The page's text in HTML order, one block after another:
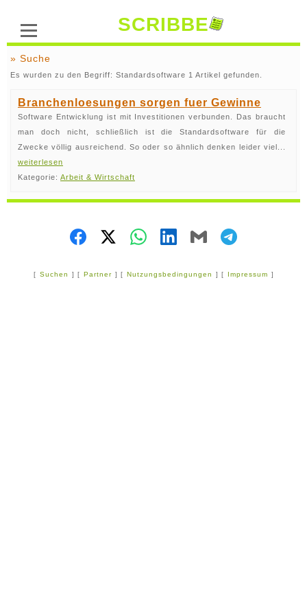
SCRIBBE
» Suche
Es wurden zu den Begriff: Standardsoftware 1 Artikel gefunden.
Branchenloesungen sorgen fuer Gewinne
Software Entwicklung ist mit Investitionen verbunden. Das braucht
man doch nicht, schließlich ist die Standardsoftware für die
Zwecke völlig ausreichend. So oder so ähnlich denken leider viel...
weiterlesen
Kategorie: Arbeit & Wirtschaft
[ Suchen ] [ Partner ] [ Nutzungsbedingungen ] [ Impressum ]